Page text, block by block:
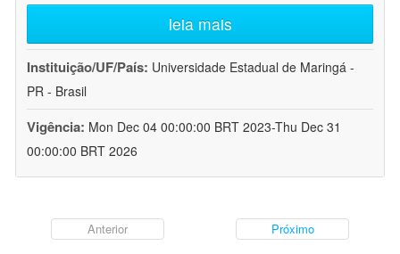
leia mais
Instituição/UF/País: Universidade Estadual de Maringá -
PR - Brasil
Vigência: Mon Dec 04 00:00:00 BRT 2023-Thu Dec 31
00:00:00 BRT 2026
Anterior Próximo